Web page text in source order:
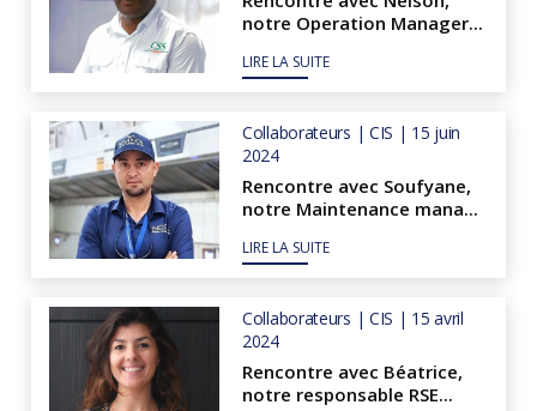
notre Operation Manager...
LIRE LA SUITE
Collaborateurs | CIS | 15 juin
2024
Rencontre avec Soufyane,
notre Maintenance mana...
LIRE LA SUITE
Collaborateurs | CIS | 15 avril
2024
Rencontre avec Béatrice,
notre responsable RSE...